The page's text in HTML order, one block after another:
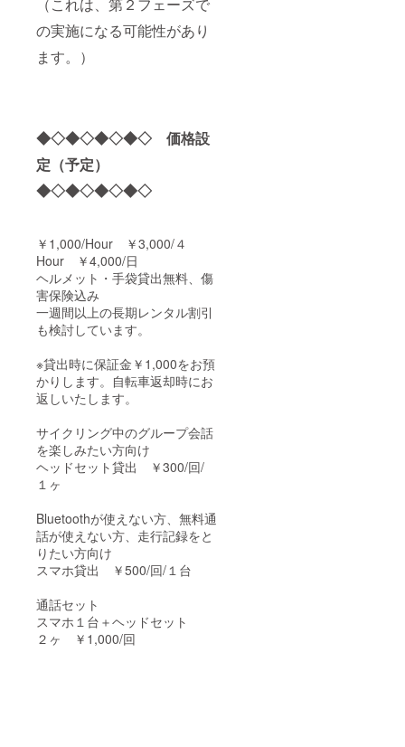
の実施になる可能性があり
ます。）
◆◇◆◇◆◇◆◇ 価格設
定（予定）
◆◇◆◇◆◇◆◇
￥1,000/Hour ￥3,000/４
Hour ￥4,000/日
ヘルメット・手袋貸出無料、傷
害保険込み
一週間以上の長期レンタル割引
も検討しています。
※貸出時に保証金￥1,000をお預
かりします。自転車返却時にお
返しいたします。
サイクリング中のグループ会話
を楽しみたい方向け
ヘッドセット貸出 ￥300/回/
１ヶ
Bluetoothが使えない方、無料通
話が使えない方、走行記録をと
りたい方向け
スマホ貸出 ￥500/回/１台
通話セット
スマホ１台＋ヘッドセット
２ヶ ￥1,000/回